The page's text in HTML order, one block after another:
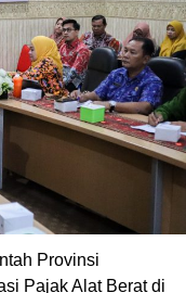
Provinsi
Pajak Alat Berat di